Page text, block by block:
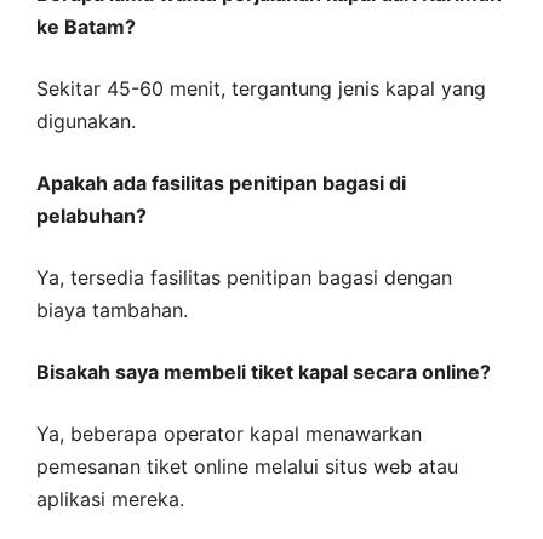
ke Batam?
Sekitar 45-60 menit, tergantung jenis kapal yang
digunakan.
Apakah ada fasilitas penitipan bagasi di
pelabuhan?
Ya, tersedia fasilitas penitipan bagasi dengan
biaya tambahan.
Bisakah saya membeli tiket kapal secara online?
Ya, beberapa operator kapal menawarkan
pemesanan tiket online melalui situs web atau
aplikasi mereka.